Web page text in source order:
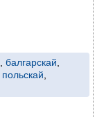
балгарскай
польскай